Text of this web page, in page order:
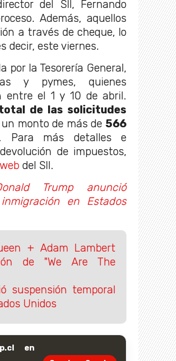
del SII, Fernando
Además, aquellos
a través de cheque, lo
decir, este viernes.
por la Tesorería General,
y pymes, quienes
entre el 1 y 10 de abril.
de las solicitudes
monto de más de 566
. Para más detalles e
de impuestos,
del SII.
Trump anunció
en Estados
+ Adam Lambert
de "We Are The
suspensión temporal
Unidos
en